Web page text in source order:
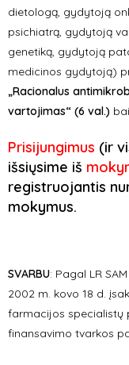
dietologą, gydytoją
psichiatrą, gydytoją
genetiką, gydytoją
medicinos gydytoją)
„Racionalus
vartojimas“ (6 val.)
Prisijungimus (ir
išsiųsime iš
registruojantis
mokymus.
SVARBU: Pagal LR
2002 m. kovo 18 d.
farmacijos specialistų
finansavimo tvarkos